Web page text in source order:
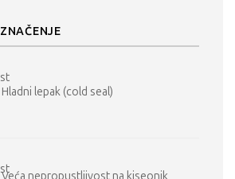
ZNAČENJE
Hladni lepak (cold seal)
Veća nepropustljivost na kiseonik